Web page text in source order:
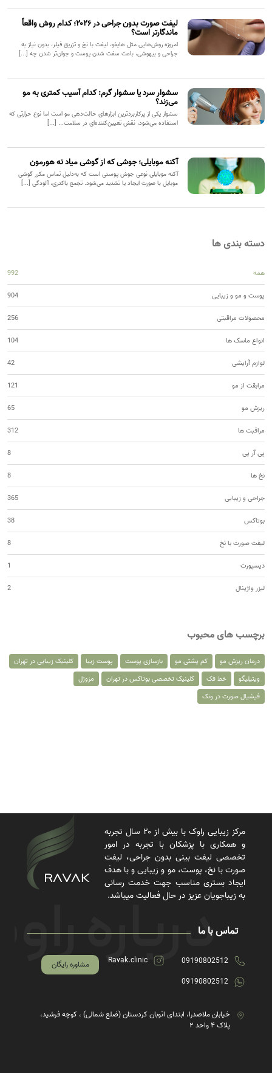
لیفت صورت بدون جراحی در ۲۰۲۶؛ کدام روش واقعاً
ماندگارتر است؟
امروزه روش‌هایی مثل هایفو، لیفت با نخ و تزریق فیلر، بدون نیاز به
جراحی و بیهوشی، باعث سفت شدن پوست و جوان‌تر شدن چه [...]
سشوار سرد یا سشوار گرم: کدام آسیب کمتری به مو
می‌زند؟
سشوار یکی از پرکاربردترین ابزارهای حالت‌دهی مو است اما نوع حرارتی که
استفاده می‌شود، نقش تعیین‌کننده‌ای در سلامت... [...]
آکنه موبایلی؛ جوشی که از گوشی میاد نه هورمون
آکنه موبایلی نوعی جوش پوستی است که به‌دلیل تماس مکرر گوشی
موبایل با صورت ایجاد یا تشدید می‌شود. تجمع باکتری، آلودگی [...]
دسته بندی ها
همه 992
پوست و مو و زیبایی 904
محصولات مراقبتی 256
انواع ماسک ها 104
لوازم آرایشی 42
مرابقت از مو 121
ریزش مو 65
مراقبت ها 312
پی آر پی 8
نخ ها 8
جراحی و زیبایی 365
بوتاکس 38
لیفت صورت با نخ 8
دیسپورت 1
لیزر واژینال 2
برچسب های محبوب
درمان ریزش مو کم پشتی مو بازسازی پوست پوست زیبا
کلینیک زیبایی در تهران
ویتیلیگو
خط فک کلینیک تخصصی بوتاکس در تهران
مزوژل
فیشیال صورت در ونک
مرکز زیبایی راوک با بیش از ۲۰ سال تجربه
و همکاری با پزشکان با تجربه در امور
تخصصی لیفت بینی بدون جراحی، لیفت
صورت با نخ، پوست، مو و زیبایی و با هدف
ایجاد بستری مناسب جهت خدمت رسانی
به زیباجویان عزیز در حال فعالیت میباشد.
تماس با ما
09190802512
09190802512
Ravak.clinic مشاوره رایگان
خیابان ملاصدرا، ابتدای اتوبان کردستان (ضلع شمالی) ، کوچه فرشید،
پلاک ۴ واحد ۲